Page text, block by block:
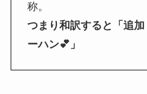
称。
つまり和訳すると「追
ーハン💕」